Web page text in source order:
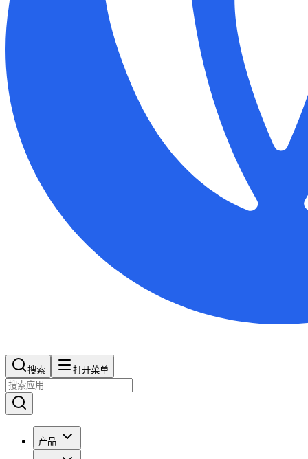
搜索​​​​ 打开菜单
产品